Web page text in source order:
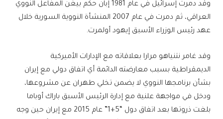
وقد دمرت إسرائيل في عام 1981 إبان حكم بيغن المفاعل النووي
العراقي، ثم دمرت في عام 2007 المنشأة النووية السورية خلال
عهد رئيس الوزراء الأسبق إيهود أولمرت.
وقد غامر نتنياهو مرارا بعلاقاته مع الإدارات الأميركية
الديمقراطية بسبب معارضته الدائمة أي اتفاق دولي مع إيران
بشأن برنامجها النووي لا يضمن تخلي طهران عن مشروعها،
ودخل في مواجهة علنية مع إدارة الرئيس الأسبق باراك أوباما
بلغت ذروتها بعد اتفاق دول “5+1” عام 2015 مع إيران حين وجه